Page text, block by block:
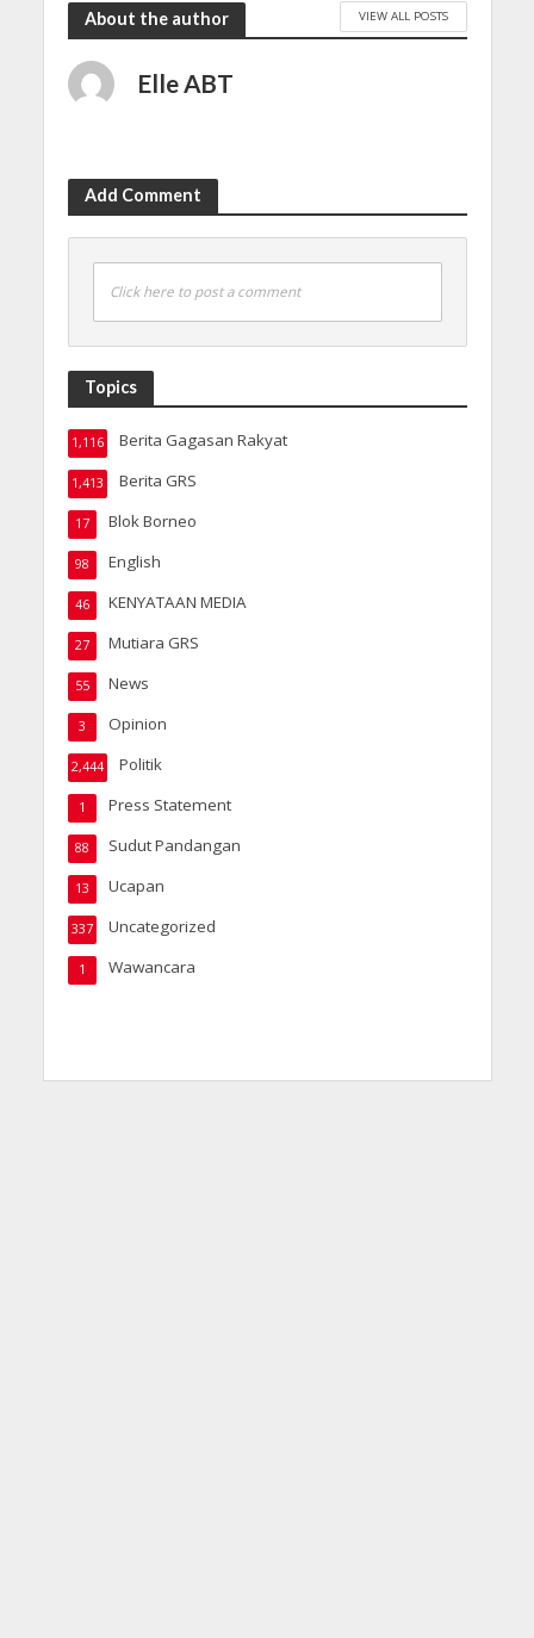
About the author VIEW ALL POSTS
Elle ABT
Add Comment
Click here to post a comment
Topics
Berita Gagasan Rakyat
1,116
Berita GRS
1,413
Blok Borneo
17
English
98
KENYATAAN MEDIA
46
Mutiara GRS
27
News
55
Opinion
3
Politik
2,444
Press Statement
1
Sudut Pandangan
88
Ucapan
13
Uncategorized
337
Wawancara
1